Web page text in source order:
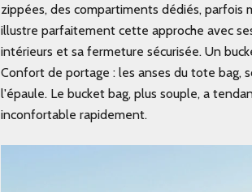
zippées, des compartiments dédiés,
illustre parfaitement cette approche avec
intérieurs et sa fermeture sécurisée. Un
Confort de portage : les anses du tote bag,
l'épaule. Le bucket bag, plus souple, a
inconfortable rapidement.